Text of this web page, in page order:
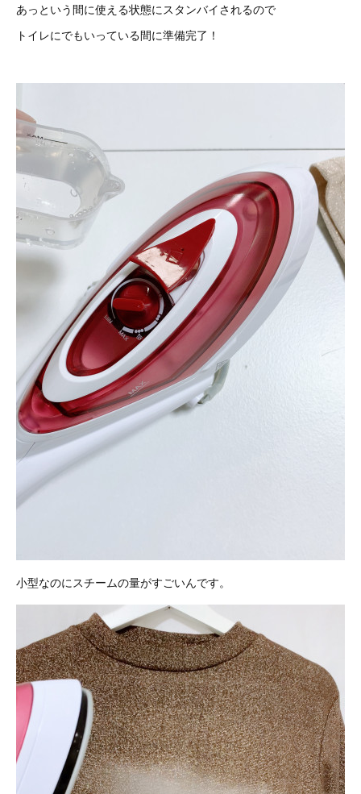
あっという間に使える状態にスタンバイされるので
トイレにでもいっている間に準備完了！
小型なのにスチームの量がすごいんです。